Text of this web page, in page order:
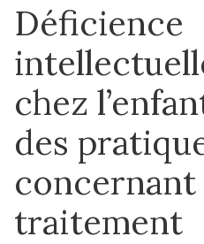
Déficience
chez
des
traitement